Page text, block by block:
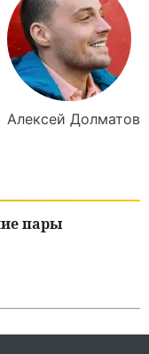
Алексей Долматов
пары